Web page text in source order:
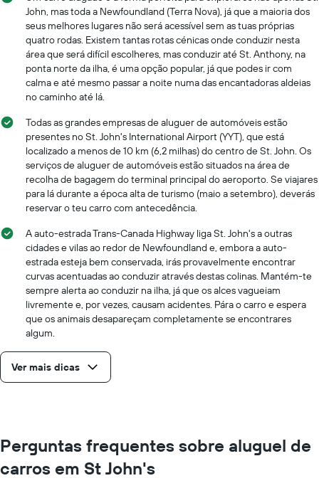
John, mas toda a Newfoundland (Terra Nova), já que a maioria dos
seus melhores lugares não será acessível sem as tuas próprias
quatro rodas. Existem tantas rotas cénicas onde conduzir nesta
área que será difícil escolheres, mas conduzir até St. Anthony, na
ponta norte da ilha, é uma opção popular, já que podes ir com
calma e até mesmo passar a noite numa das encantadoras aldeias
no caminho até lá.
Todas as grandes empresas de aluguer de automóveis estão
presentes no St. John's International Airport (YYT), que está
localizado a menos de 10 km (6,2 milhas) do centro de St. John. Os
serviços de aluguer de automóveis estão situados na área de
recolha de bagagem do terminal principal do aeroporto. Se viajares
para lá durante a época alta de turismo (maio a setembro), deverás
reservar o teu carro com antecedência.
A auto-estrada Trans-Canada Highway liga St. John's a outras
cidades e vilas ao redor de Newfoundland e, embora a auto-
estrada esteja bem conservada, irás provavelmente encontrar
curvas acentuadas ao conduzir através destas colinas. Mantém-te
sempre alerta ao conduzir na ilha, já que os alces vagueiam
livremente e, por vezes, causam acidentes. Pára o carro e espera
que os animais desapareçam completamente se encontrares
algum.
Ver mais dicas
Perguntas frequentes sobre aluguel de
carros em St John's